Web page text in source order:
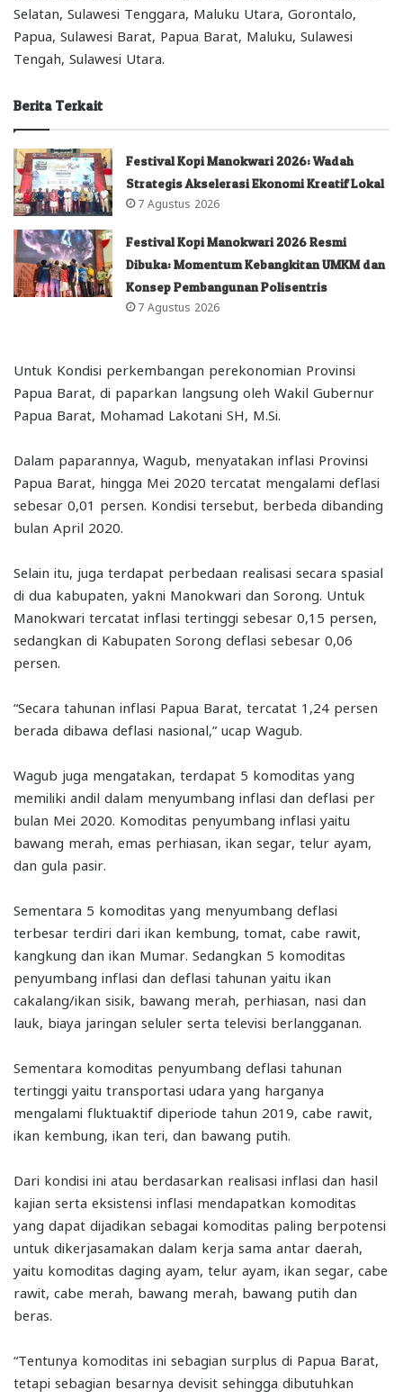
Selatan, Sulawesi Tenggara, Maluku Utara, Gorontalo,
Papua, Sulawesi Barat, Papua Barat, Maluku, Sulawesi
Tengah, Sulawesi Utara.
Berita Terkait
Festival Kopi Manokwari 2026: Wadah
Strategis Akselerasi Ekonomi Kreatif Lokal
7 Agustus 2026
Festival Kopi Manokwari 2026 Resmi
Dibuka: Momentum Kebangkitan UMKM dan
Konsep Pembangunan Polisentris
7 Agustus 2026
Untuk Kondisi perkembangan perekonomian Provinsi
Papua Barat, di paparkan langsung oleh Wakil Gubernur
Papua Barat, Mohamad Lakotani SH, M.Si.
Dalam paparannya, Wagub, menyatakan inflasi Provinsi
Papua Barat, hingga Mei 2020 tercatat mengalami deflasi
sebesar 0,01 persen. Kondisi tersebut, berbeda dibanding
bulan April 2020.
Selain itu, juga terdapat perbedaan realisasi secara spasial
di dua kabupaten, yakni Manokwari dan Sorong. Untuk
Manokwari tercatat inflasi tertinggi sebesar 0,15 persen,
sedangkan di Kabupaten Sorong deflasi sebesar 0,06
persen.
“Secara tahunan inflasi Papua Barat, tercatat 1,24 persen
berada dibawa deflasi nasional,” ucap Wagub.
Wagub juga mengatakan, terdapat 5 komoditas yang
memiliki andil dalam menyumbang inflasi dan deflasi per
bulan Mei 2020. Komoditas penyumbang inflasi yaitu
bawang merah, emas perhiasan, ikan segar, telur ayam,
dan gula pasir.
Sementara 5 komoditas yang menyumbang deflasi
terbesar terdiri dari ikan kembung, tomat, cabe rawit,
kangkung dan ikan Mumar. Sedangkan 5 komoditas
penyumbang inflasi dan deflasi tahunan yaitu ikan
cakalang/ikan sisik, bawang merah, perhiasan, nasi dan
lauk, biaya jaringan seluler serta televisi berlangganan.
Sementara komoditas penyumbang deflasi tahunan
tertinggi yaitu transportasi udara yang harganya
mengalami fluktuaktif diperiode tahun 2019, cabe rawit,
ikan kembung, ikan teri, dan bawang putih.
Dari kondisi ini atau berdasarkan realisasi inflasi dan hasil
kajian serta eksistensi inflasi mendapatkan komoditas
yang dapat dijadikan sebagai komoditas paling berpotensi
untuk dikerjasamakan dalam kerja sama antar daerah,
yaitu komoditas daging ayam, telur ayam, ikan segar, cabe
rawit, cabe merah, bawang merah, bawang putih dan
beras.
“Tentunya komoditas ini sebagian surplus di Papua Barat,
tetapi sebagian besarnya devisit sehingga dibutuhkan